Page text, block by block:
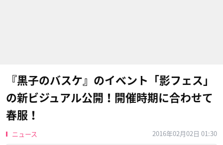
『黒子のバスケ』のイベント「影フェス」
の新ビジュアル公開！開催時期に合わせて
春服！
ニュース 2016年02月02日 01:30